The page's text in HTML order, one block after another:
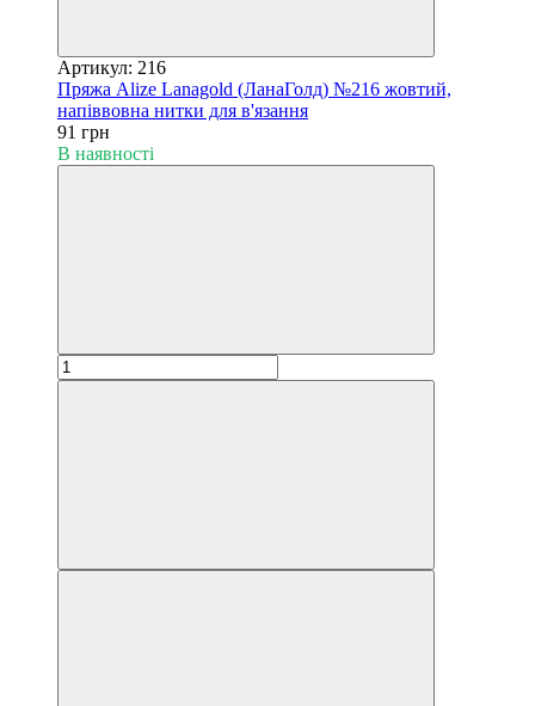
Артикул: 216
Пряжа Alize Lanagold (ЛанаГолд) №216 жовтий,
напіввовна нитки для в'язання
91 грн
В наявності